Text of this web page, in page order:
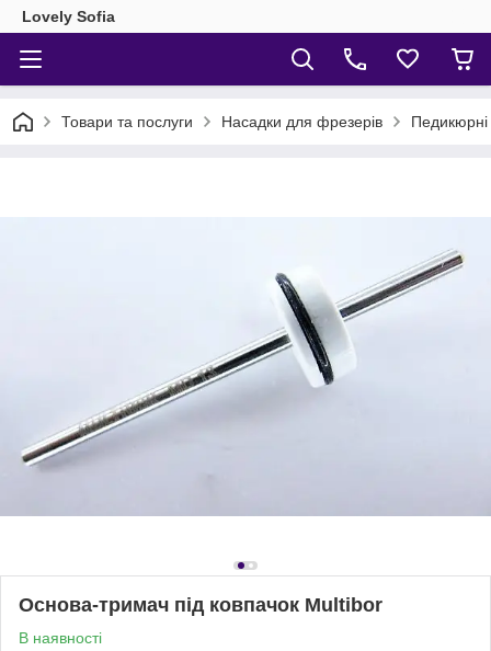
Lovely Sofia
Товари та послуги Насадки для фрезерів
Основа-тримач під ковпачок Multibor
В наявності